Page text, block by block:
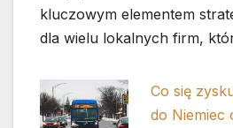
kluczowym elementem
dla wielu lokalnych firm,
Co się
do Niemiec